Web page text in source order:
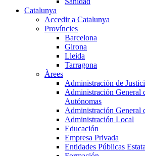
Catalunya
Accedir a Catalunya
Províncies
Barcelona
Girona
Lleida
Tarragona
Àrees
Administración de
Administración General
Autónomas
Administración General
Administración Local
Educación
Empresa Privada
Entidades Públicas